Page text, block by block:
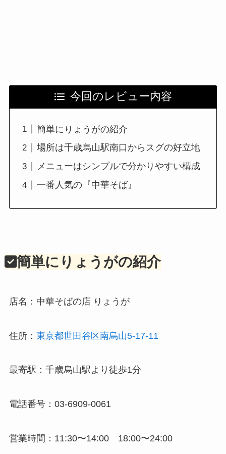
今回のレビュー内容
簡単にりょうがの紹介
場所は千歳烏山駅南口からスグの好立地
メニューはシンプルで分かりやすい構成
一番人気の『中華そば』
簡単にりょうがの紹介
店名：中華そばの店 りょうが
住所： 東京都世田谷区南烏山5-17-11
最寄駅：千歳烏山駅より徒歩1分
電話番号：03-6909-0061
営業時間：11:30〜14:00 18:00〜24:00